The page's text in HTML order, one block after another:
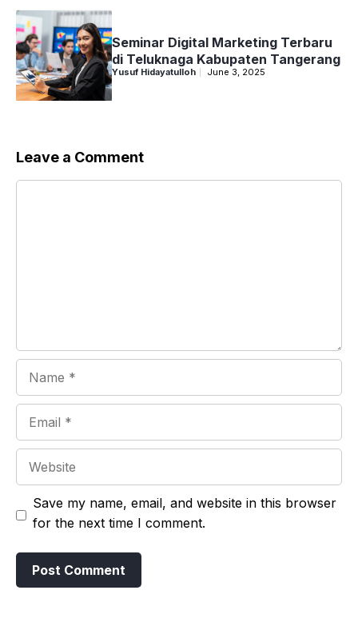
Seminar Digital Marketing Terbaru
di Teluknaga Kabupaten Tangerang
Yusuf Hidayatulloh June 3, 2025
Leave a Comment
Save my name, email, and website in this browser
for the next time I comment.